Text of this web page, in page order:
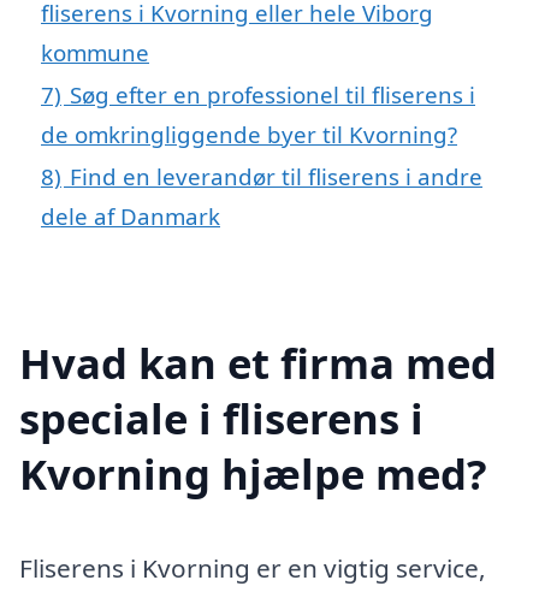
fliserens i Kvorning eller hele Viborg
kommune
7) Søg efter en professionel til fliserens i
de omkringliggende byer til Kvorning?
8) Find en leverandør til fliserens i andre
dele af Danmark
Hvad kan et firma med
speciale i fliserens i
Kvorning hjælpe med?
Fliserens i Kvorning er en vigtig service,